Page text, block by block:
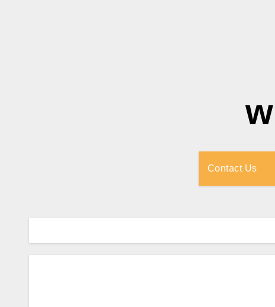
Contact Us